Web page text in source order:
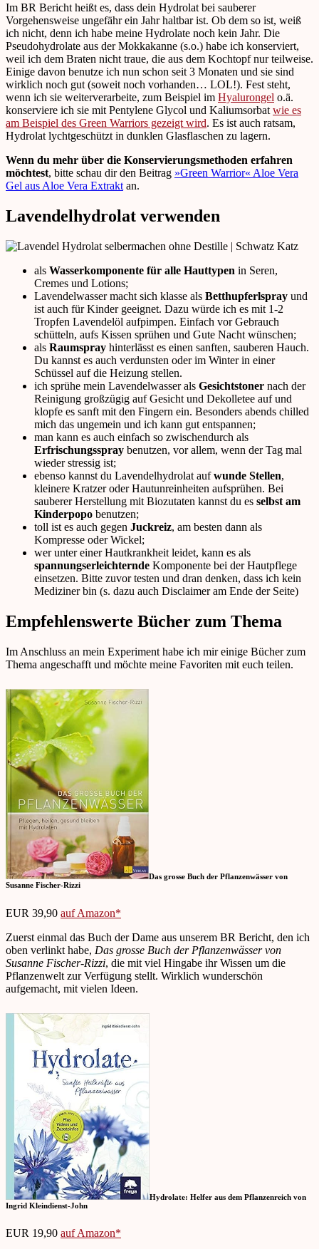
Im BR Bericht heißt es, dass dein Hydrolat bei sauberer
Vorgehensweise ungefähr ein Jahr haltbar ist. Ob dem so ist, weiß
ich nicht, denn ich habe meine Hydrolate noch kein Jahr. Die
Pseudohydrolate aus der Mokkakanne (s.o.) habe ich konserviert,
weil ich dem Braten nicht traue, die aus dem Kochtopf nur teilweise.
Einige davon benutze ich nun schon seit 3 Monaten und sie sind
wirklich noch gut (soweit noch vorhanden… LOL!). Fest steht,
wenn ich sie weiterverarbeite, zum Beispiel im Hyalurongel o.ä.
konserviere ich sie mit Pentylene Glycol und Kaliumsorbat wie es
am Beispiel des Green Warriors gezeigt wird. Es ist auch ratsam,
Hydrolat lychtgeschützt in dunklen Glasflaschen zu lagern.
Wenn du mehr über die Konservierungsmethoden erfahren
möchtest, bitte schau dir den Beitrag »Green Warrior« Aloe Vera
Gel aus Aloe Vera Extrakt an.
Lavendelhydrolat verwenden
als Wasserkomponente für alle Hauttypen in Seren,
Cremes und Lotions;
Lavendelwasser macht sich klasse als Betthupferlspray und
ist auch für Kinder geeignet. Dazu würde ich es mit 1-2
Tropfen Lavendelöl aufpimpen. Einfach vor Gebrauch
schütteln, aufs Kissen sprühen und Gute Nacht wünschen;
als Raumspray hinterlässt es einen sanften, sauberen Hauch.
Du kannst es auch verdunsten oder im Winter in einer
Schüssel auf die Heizung stellen.
ich sprühe mein Lavendelwasser als Gesichtstoner nach der
Reinigung großzügig auf Gesicht und Dekolletee auf und
klopfe es sanft mit den Fingern ein. Besonders abends chilled
mich das ungemein und ich kann gut entspannen;
man kann es auch einfach so zwischendurch als
Erfrischungsspray benutzen, vor allem, wenn der Tag mal
wieder stressig ist;
ebenso kannst du Lavendelhydrolat aufwunde Stellen,
kleinere Kratzer oder Hautunreinheiten aufsprühen. Bei
sauberer Herstellung mit Biozutaten kannst du es selbst am
Kinderpopo benutzen;
toll ist es auch gegen Juckreiz, am besten dann als
Kompresse oder Wickel;
wer unter einer Hautkrankheit leidet, kann es als
spannungserleichternde Komponente bei der Hautpflege
einsetzen. Bitte zuvor testen und dran denken, dass ich kein
Mediziner bin (s. dazu auch Disclaimer am Ende der Seite)
Empfehlenswerte Bücher zum Thema
Im Anschluss an mein Experiment habe ich mir einige Bücher zum
Thema angeschafft und möchte meine Favoriten mit euch teilen.
Das grosse Buch der Pflanzenwässer von
Susanne Fischer-Rizzi
EUR 39,90 auf Amazon*
Zuerst einmal das Buch der Dame aus unserem BR Bericht, den ich
oben verlinkt habe, Das grosse Buch der Pflanzenwässer von
Susanne Fischer-Rizzi, die mit viel Hingabe ihr Wissen um die
Pflanzenwelt zur Verfügung stellt. Wirklich wunderschön
aufgemacht, mit vielen Ideen.
Hydrolate: Helfer aus dem Pflanzenreich von
Ingrid Kleindienst-John
EUR 19,90 auf Amazon*